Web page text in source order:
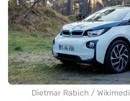
Dietmar Rabich /